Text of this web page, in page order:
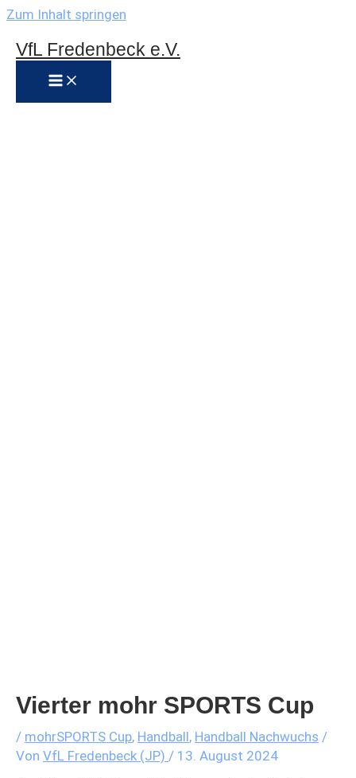
Zum Inhalt springen
VfL Fredenbeck e.V.
Vierter mohr SPORTS Cup
/ mohrSPORTS Cup, Handball, Handball Nachwuchs /
Von VfL Fredenbeck (JP) / 13. August 2024